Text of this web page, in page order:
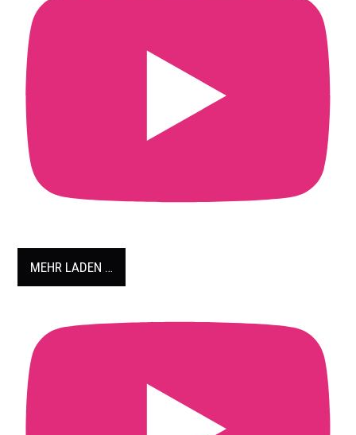
MEHR LADEN …